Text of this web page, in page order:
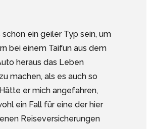
schon ein geiler Typ sein, um
bei einem Taifun aus dem
heraus das Leben
machen, als es auch so
er mich angefahren,
ein Fall für eine der hier
Reiseversicherungen